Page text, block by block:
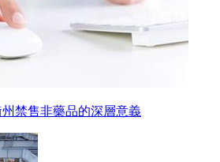
禁售非藥品的深層意義